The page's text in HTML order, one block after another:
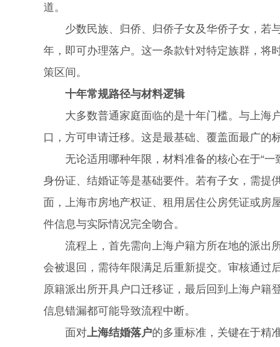
道。
少数民族、归侨、归侨子女及华侨子女，若
年，即可办理落户。这一条款针对特定族群，将
策区间。
十年常规路径与材料逻辑
大多数普通家庭面临的是十年门槛。与上海
口，方可申请迁移。这是最基础、覆盖面最广的
无论适用哪种年限，材料准备的核心在于“一
身份证、结婚证等是基础要件。若有子女，需提
面，上海市房地产权证、租用居住公房凭证或房
件信息与实际情况完全吻合。
流程上，首先需向上海户籍方所在地的派出
会被退回，需待年限满足后重新提交。审核通过
原籍派出所开具户口迁移证，最后回到上海户籍
信息错漏都可能导致流程中断。
面对 上海结婚落户的多重标准，关键在于精